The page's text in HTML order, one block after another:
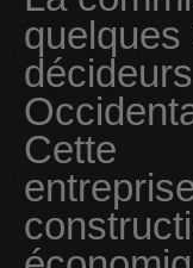
quelques
Cette